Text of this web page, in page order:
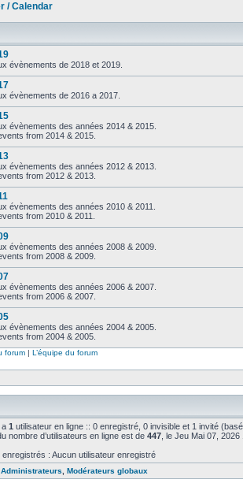
/ Calendar
évènements de 2018 et 2019.
évènements de 2016 a 2017.
évènements des années 2014 & 2015.
from 2014 & 2015.
évènements des années 2012 & 2013.
from 2012 & 2013.
évènements des années 2010 & 2011.
from 2010 & 2011.
évènements des années 2008 & 2009.
from 2008 & 2009.
évènements des années 2006 & 2007.
from 2006 & 2007.
évènements des années 2004 & 2005.
from 2004 & 2005.
forum | L’équipe du forum
a 1 utilisateur en ligne :: 0 enregistré, 0 invisible et 1 invité
nombre d’utilisateurs en ligne est de 447 , le Jeu Mai 07, 2026
enregistrés : Aucun utilisateur enregistré
Administrateurs Modérateurs globaux